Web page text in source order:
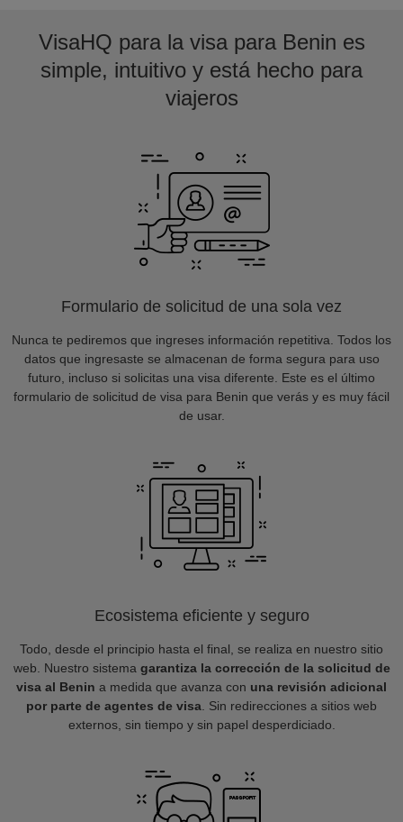
VisaHQ para la visa para Benin es
simple, intuitivo y está hecho para
viajeros
Formulario de solicitud de una sola vez
Nunca te pediremos que ingreses información repetitiva. Todos los
datos que ingresaste se almacenan de forma segura para uso
futuro, incluso si solicitas una visa diferente. Este es el último
formulario de solicitud de visa para Benin que verás y es muy fácil
de usar.
Ecosistema eficiente y seguro
Todo, desde el principio hasta el final, se realiza en nuestro sitio
web. Nuestro sistema garantiza la corrección de la solicitud de
visa al Benin a medida que avanza con una revisión adicional
por parte de agentes de visa . Sin redirecciones a sitios web
externos, sin tiempo y sin papel desperdiciado.